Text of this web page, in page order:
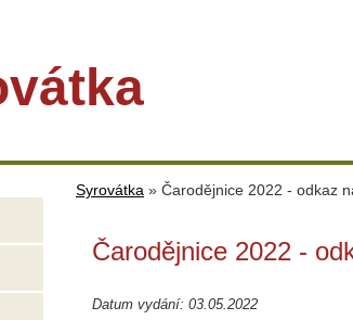
Syrovátka » Čarodějnice 2022 - odkaz
Čarodějnice 2022 -
Datum vydání: 03.05.2022